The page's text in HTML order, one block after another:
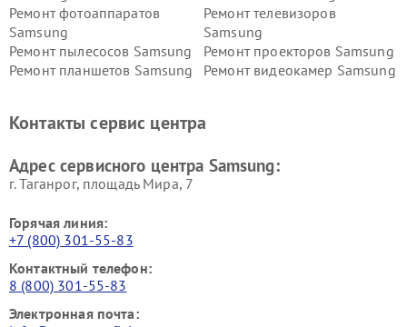
Ремонт фотоаппаратов
Samsung
Ремонт телевизоров
Samsung
Ремонт пылесосов Samsung
Ремонт проекторов Samsung
Ремонт планшетов Samsung
Ремонт видеокамер Samsung
Контакты сервис центра
Адрес сервисного центра Samsung:
г. Таганрог, площадь Мира, 7
Горячая линия:
+7 (800) 301-55-83
Контактный телефон:
8 (800) 301-55-83
Электронная почта: